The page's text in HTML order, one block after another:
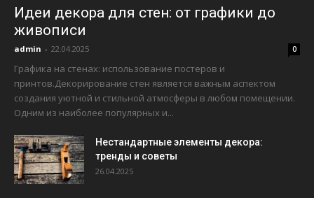
Идеи декора для стен: от графики до
живописи
admin - 22.04.2025 0
Графика на стенах: использование постеров и
принтов.Декорирование стен является важным аспектом
создания уютной и стильной атмосферы в любом помещении.
Одним из наиболее популярных и...
Нестандартные элементы декора:
тренды и советы
26.04.2025